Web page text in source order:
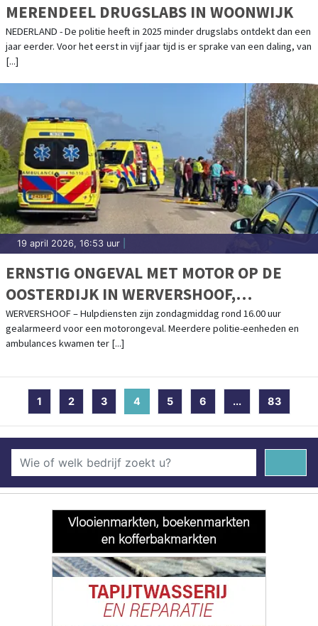
MERENDEEL DRUGSLABS IN WOONWIJK
NEDERLAND - De politie heeft in 2025 minder drugslabs ontdekt dan een
jaar eerder. Voor het eerst in vijf jaar tijd is er sprake van een daling, van
[...]
19 april 2026, 16:53 uur
ERNSTIG ONGEVAL MET MOTOR OP DE
OOSTERDIJK IN WERVERSHOOF,
HULPDIENSTEN MASSAAL INGEZET
WERVERSHOOF – Hulpdiensten zijn zondagmiddag rond 16.00 uur
gealarmeerd voor een motorongeval. Meerdere politie-eenheden en
ambulances kwamen ter [...]
1 2 3 4 (current)
5 6 ... 83